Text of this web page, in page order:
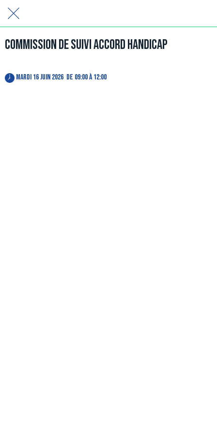
Commission de suivi accord handicap
mardi 16 juin 2026  de 09:00 à 12:00